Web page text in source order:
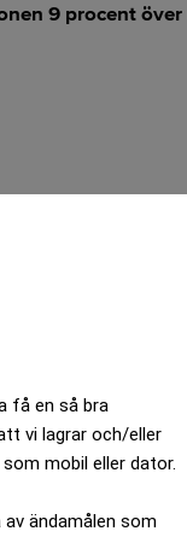
få en så bra
vi lagrar och/eller
mobil eller dator.
ändamålen som
9 procent
Schweizaren Paul